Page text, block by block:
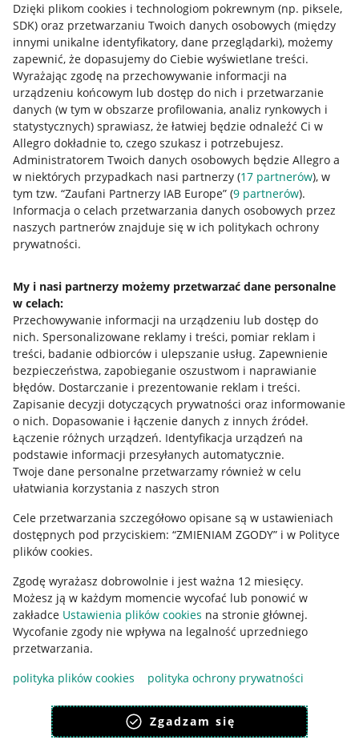
Dzięki plikom cookies i technologiom pokrewnym (np. piksele,
SDK) oraz przetwarzaniu Twoich danych osobowych (między
innymi unikalne identyfikatory, dane przeglądarki), możemy
zapewnić, że dopasujemy do Ciebie wyświetlane treści.
Wyrażając zgodę na przechowywanie informacji na
urządzeniu końcowym lub dostęp do nich i przetwarzanie
danych (w tym w obszarze profilowania, analiz rynkowych i
statystycznych) sprawiasz, że łatwiej będzie odnaleźć Ci w
Allegro dokładnie to, czego szukasz i potrzebujesz.
Administratorem Twoich danych osobowych będzie Allegro a
w niektórych przypadkach nasi partnerzy (17 partnerów), w
tym tzw. “Zaufani Partnerzy IAB Europe” (9 partnerów).
Informacja o celach przetwarzania danych osobowych przez
naszych partnerów znajduje się w ich politykach ochrony
prywatności.
My i nasi partnerzy możemy przetwarzać dane personalne
w celach:
Przechowywanie informacji na urządzeniu lub dostęp do
nich. Spersonalizowane reklamy i treści, pomiar reklam i
treści, badanie odbiorców i ulepszanie usług. Zapewnienie
bezpieczeństwa, zapobieganie oszustwom i naprawianie
błędów. Dostarczanie i prezentowanie reklam i treści.
Zapisanie decyzji dotyczących prywatności oraz informowanie
o nich. Dopasowanie i łączenie danych z innych źródeł.
Łączenie różnych urządzeń. Identyfikacja urządzeń na
podstawie informacji przesyłanych automatycznie.
Twoje dane personalne przetwarzamy również w celu
ułatwiania korzystania z naszych stron
Cele przetwarzania szczegółowo opisane są w ustawieniach
dostępnych pod przyciskiem: “ZMIENIAM ZGODY” i w Polityce
plików cookies.
Zgodę wyrażasz dobrowolnie i jest ważna 12 miesięcy.
Możesz ją w każdym momencie wycofać lub ponowić w
zakładce Ustawienia plików cookies na stronie głównej.
Wycofanie zgody nie wpływa na legalność uprzedniego
przetwarzania.
polityka plików cookies
polityka ochrony prywatności
Zgadzam się
Przydatne informacje
Jak to działa
Allegro Gadane dla sprzedających
Allegro Gadane dla kupujących
Mapa miejscowości
Informacje prawne
Regulamin
Polityka plików "cookies"
Ustawienia plików "cookies"
Udostępnianie lokalizacji
Informacje dla Aktu o Usługach Cyfrowych
Pobierz aplikację